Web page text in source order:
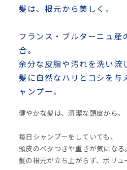
髪は、根元から美しく。
フランス・ブルターニュ産
合。
余分な皮脂や汚れを洗い流
髪に自然なハリとコシを与
ャンプー。
健やかな髪は、清潔な頭皮から。
毎日シャンプーをしていても、
頭皮のベタつきや重さが気になる。
髪の根元が立ち上がらず、ボリュ